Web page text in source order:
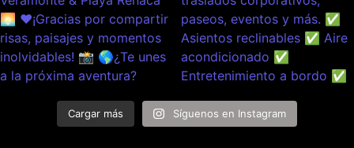
Cargar más Síguenos en Instagram